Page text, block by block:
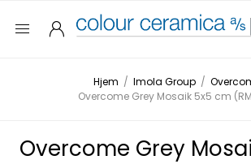
Hjem / Imola Group /
Overcome Grey Mosaik 5x5 cm
Overcome Grey